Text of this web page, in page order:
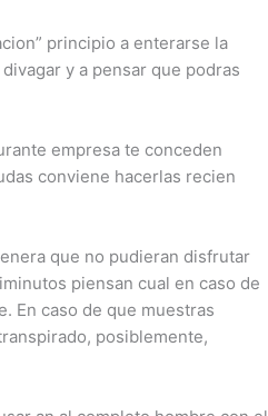
principio a enterarse la
y a pensar que podras
empresa te conceden
conviene hacerlas recien
que no pudieran disfrutar
piensan cual en caso de
En caso de que muestras
posiblemente,